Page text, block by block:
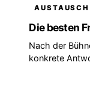
AUSTAUSCH
Die besten
Nach der
konkrete